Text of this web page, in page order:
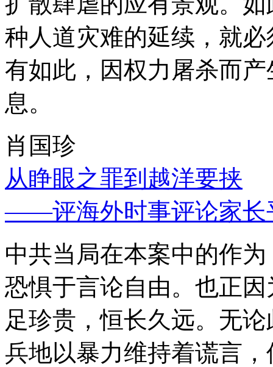
种人道灾难的延续，就
有如此，因权力屠杀而
息。
肖国珍
从睁眼之罪到越洋要挟
——评海外时事评论家长
中共当局在本案中的作
恐惧于言论自由。也正
足珍贵，恒长久远。无
兵地以暴力维持着谎言